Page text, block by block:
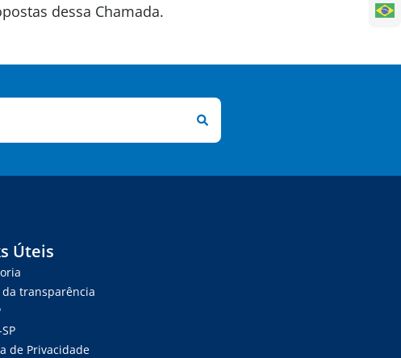
dessa Chamada.
Úteis
da transparência
de Privacidade